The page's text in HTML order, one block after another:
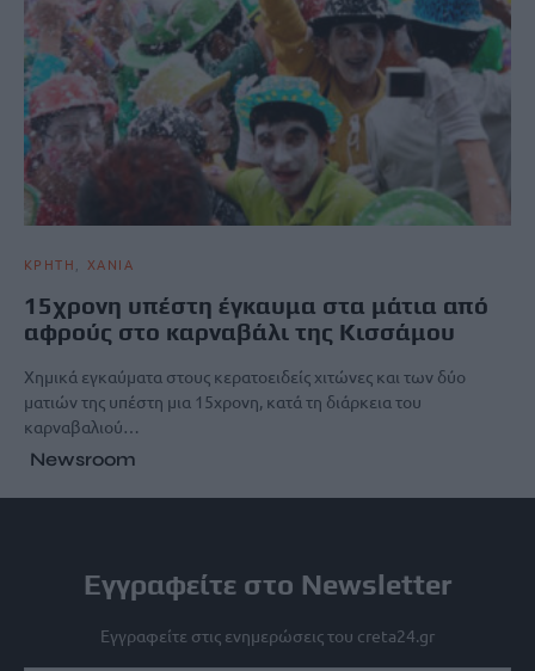
ΚΡΗΤΗ ΧΑΝΙΑ
15χρονη υπέστη έγκαυμα στα μάτια από
αφρούς στο καρναβάλι της Κισσάμου
Χημικά εγκαύματα στους κερατοειδείς χιτώνες και των δύο
ματιών της υπέστη μια 15χρονη, κατά τη διάρκεια του
καρναβαλιού…
Newsroom
Εγγραφείτε στο Newsletter
Εγγραφείτε στις ενημερώσεις του creta24.gr